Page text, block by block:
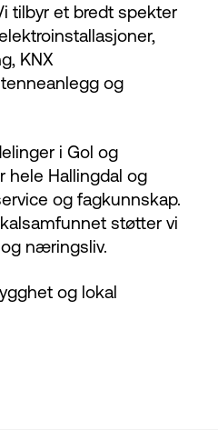
tilbyr et bredt spekter
KNX
og
i Gol og
hele Hallingdal og
og fagkunnskap.
støtter vi
næringsliv.
og lokal